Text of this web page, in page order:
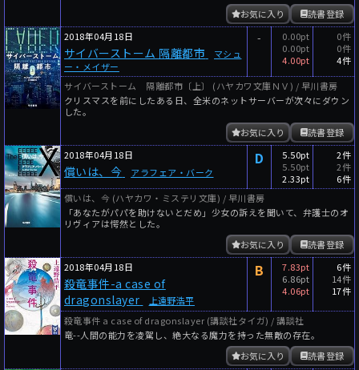
読書登録
お気に入り
2018年04月18日
サイバーストーム 隔離都市
マシュ
ー・メイザー
-
0.00pt
0.00pt
4.00pt
0件
0件
4件
サイバーストーム 隔離都市〔上〕 (ハヤカワ文庫ＮＶ) / 早川書房
クリスマスを前にしたある日、全米のネットサーバーが次々にダウン
した。
読書登録
お気に入り
2018年04月18日
償いは、今 アラフェア・バーク
D
5.50pt
5.50pt
2.33pt
2件
2件
6件
償いは、今 (ハヤカワ・ミステリ文庫) / 早川書房
「あなたがパパを助けないとだめ」少女の訴えを聞いて、弁護士のオ
リヴィアは愕然とした。
読書登録
お気に入り
2018年04月18日
殺竜事件-a case of
dragonslayer
上遠野浩平
B
7.83pt
6.86pt
4.06pt
6件
14件
17件
殺竜事件 a case of dragonslayer (講談社タイガ) / 講談社
竜--人間の能力を凌駕し、絶大なる魔力を持った無敵の存在。
読書登録
お気に入り